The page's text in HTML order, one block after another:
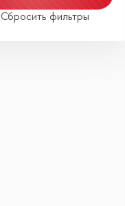
Сбросить фильтры